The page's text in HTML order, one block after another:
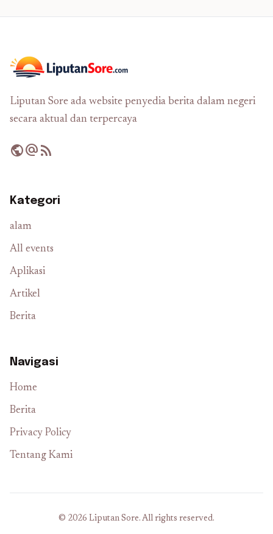
Liputan Sore ada website penyedia berita dalam negeri
secara aktual dan terpercaya
publicalternate_emailrss_feed
Kategori
alam
All events
Aplikasi
Artikel
Berita
Navigasi
Home
Berita
Privacy Policy
Tentang Kami
© 2026 Liputan Sore. All rights reserved.